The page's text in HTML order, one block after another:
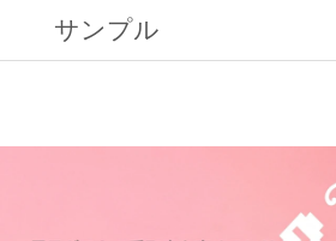
サンプル
協業パートナー募集